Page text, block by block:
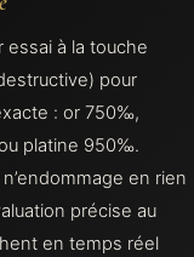
essai à la touche
pour
: or 750‰,
platine 950‰.
en rien
précise au
en temps réel